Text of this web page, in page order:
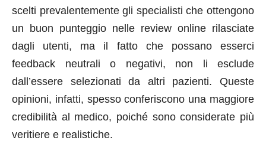
scelti prevalentemente gli specialisti che ottengono
un buon punteggio nelle review online rilasciate
dagli utenti, ma il fatto che possano esserci
feedback neutrali o negativi, non li esclude
dall’essere selezionati da altri pazienti. Queste
opinioni, infatti, spesso conferiscono una maggiore
credibilità al medico, poiché sono considerate più
veritiere e realistiche.